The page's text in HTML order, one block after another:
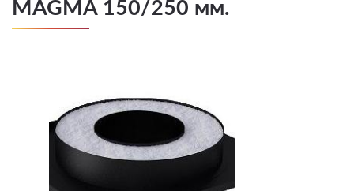
MAGMA 150/250 мм.